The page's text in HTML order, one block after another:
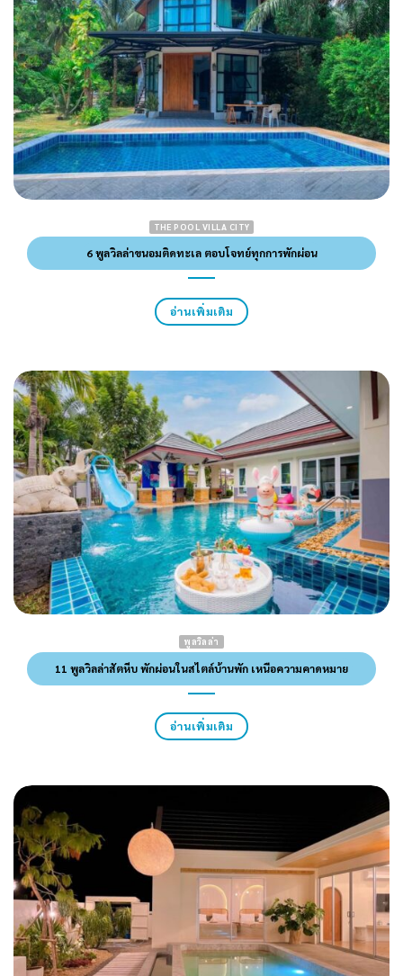
THE POOL VILLA CITY
6 พูลวิลล่าขนอมติดทะเล ตอบโจทย์ทุกการพักผ่อน
อ่านเพิ่มเติม
พูลวิลล่า
11 พูลวิลล่าสัตหีบ พักผ่อนในสไตล์บ้านพัก เหนือความคาดหมาย
อ่านเพิ่มเติม